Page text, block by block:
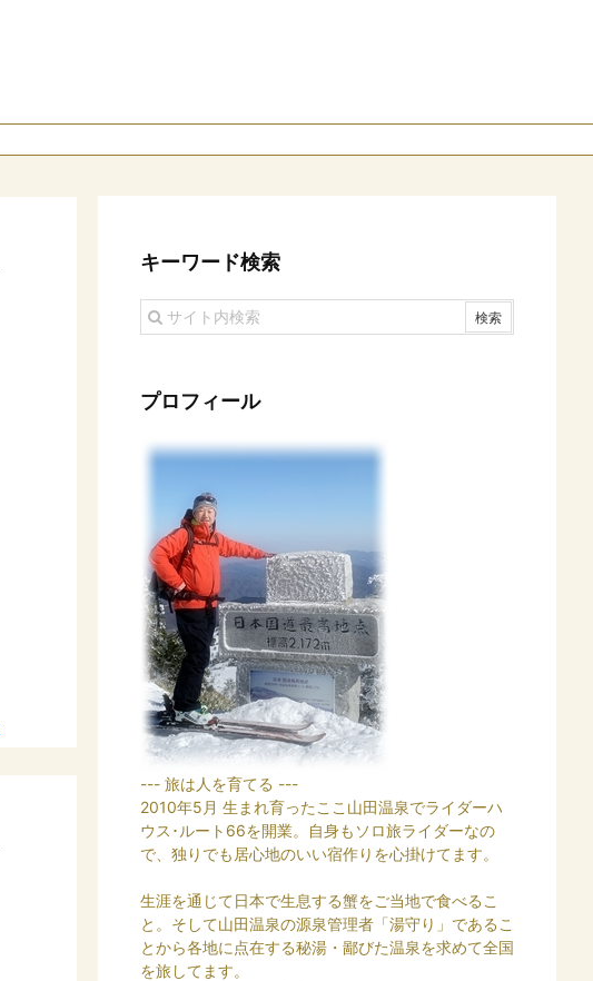
キーワード検索
プロフィール
--- 旅は人を育てる ---
2010年5月 生まれ育ったここ山田温泉でライダーハ
ウス･ルート66を開業。自身もソロ旅ライダーなの
で、独りでも居心地のいい宿作りを心掛けてます。
生涯を通じて日本で生息する蟹をご当地で食べるこ
と。そして山田温泉の源泉管理者「湯守り」であるこ
とから各地に点在する秘湯・鄙びた温泉を求めて全国
を旅してます。